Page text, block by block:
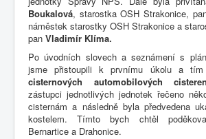
Boukalová, starostka OSH Strakonice,
náměstek starostky OSH Strakonice a
pan Vladimír Klíma.
Po úvodních slovech a seznámení s
jsme přistoupili k prvnímu úkolu a
cisternových automobilových cisteren
zástupci jednotlivých jednotek řečeno
cisternám a následně byla předvedena
kostelem. Tímto bych chtěl
Bernartice a Drahonice.